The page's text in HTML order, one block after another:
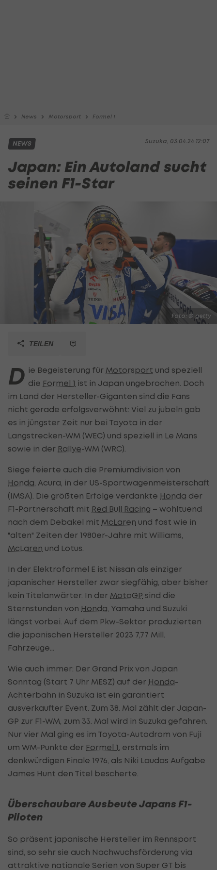
News Motorsport Formel 1
Suzuka, 03.04.24 12:07
NEWS
Japan: Ein Autoland sucht
seinen F1-Star
Foto: © getty
TEILEN
D ie Begeisterung für Motorsport und speziell
die Formel 1 ist in Japan ungebrochen. Doch
im Land der Hersteller-Giganten sind die Fans
nicht gerade erfolgsverwöhnt: Viel zu jubeln gab
es in jüngster Zeit nur bei Toyota in der
Langstrecken-WM (WEC) und speziell in Le Mans
sowie in der Rallye-WM (WRC).
Siege feierte auch die Premiumdivision von
Honda , Acura, in der US-Sportwagenmeisterschaft
(IMSA). Die größten Erfolge verdankte Honda der
F1-Partnerschaft mit Red Bull Racing – wohltuend
nach dem Debakel mit McLaren und fast wie in
"alten" Zeiten der 1980er-Jahre mit Williams,
McLaren und Lotus.
In der Elektroformel E ist Nissan als einziger
japanischer Hersteller zwar siegfähig, aber bisher
kein Titelanwärter. In der MotoGP sind die
Sternstunden von Honda , Yamaha und Suzuki
längst vorbei. Auf dem Pkw-Sektor produzierten
die japanischen Hersteller 2023 7,77 Mill.
Fahrzeuge…
Wie auch immer: Der Grand Prix von Japan
Sonntag (Start 7 Uhr MESZ) auf der Honda-
Achterbahn in Suzuka ist ein garantiert
ausverkaufter Event. Zum 38. Mal zählt der Japan-
GP zur F1-WM, zum 33. Mal wird in Suzuka gefahren.
Nur vier Mal ging es im Toyota-Autodrom von Fuji
um WM-Punkte der Formel 1 , erstmals im
denkwürdigen Finale 1976, als Niki Laudas Aufgabe
James Hunt den Titel bescherte.
Überschaubare Ausbeute Japans F1-
Piloten
So präsent japanische Hersteller im Rennsport
sind, so sehr sie auch Nachwuchsförderung via
attraktive nationale Serien von Super GT bis